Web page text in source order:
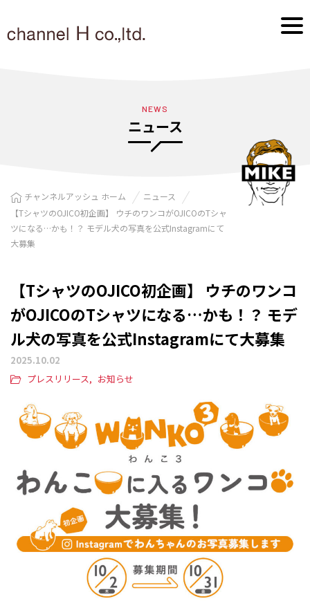
NEWS
ニュース
チャンネルアッシュ ホーム
ニュース
【TシャツのOJICO初企画】 ウチのワンコがOJICOのTシャ
ツになる…かも！？ モデル犬の写真を公式Instagramにて
大募集
【TシャツのOJICO初企画】 ウチのワンコ
がOJICOのTシャツになる…かも！？ モデ
ル犬の写真を公式Instagramにて大募集
2025.10.02
プレスリリース
お知らせ